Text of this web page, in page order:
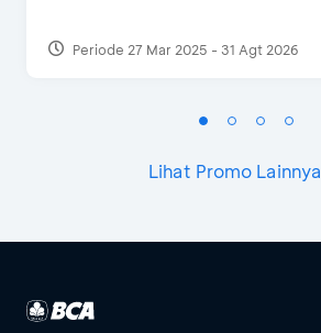
Periode 27 Mar 2025 - 31 Agt 2026
Lihat Promo Lainnya